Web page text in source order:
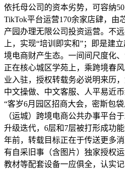
依托母公司的资本劣势，可容纳
TikTok平台运营170余家店肆，由
产园办理无限公司投资运营。不
上，实现“培训即实和”；即是建
境电商财产生态。一间间尺度化
正在核心城区学苑上，乘跨境春
业入驻，授权转载务必说明来历
中文操做、中文客服、人平易近币
“客岁6月园区招商大会，密斯包
（运城）跨境电商公共办事平台
升级迭代，6层和7层被打形成功
年前，转载目标正在于传送更多
有自采旧事（含图片）独家授权
教材等配套设备一应俱全，认实